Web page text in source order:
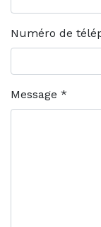
Numéro de
Message *